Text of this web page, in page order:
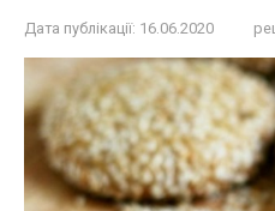
Дата публікації: 16.06.2020